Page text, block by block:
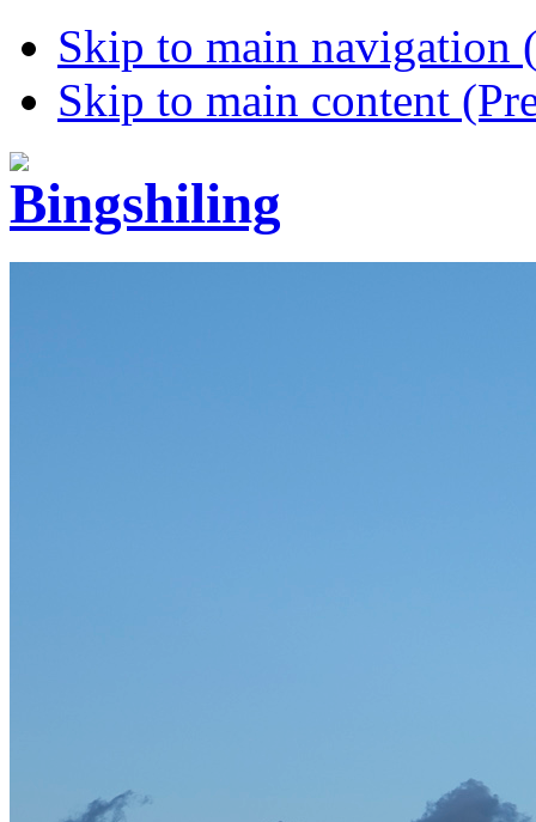
Skip to main navigation
Skip to main content